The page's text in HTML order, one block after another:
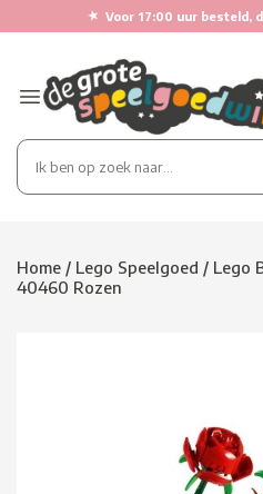
★ Voor 17:00 uur besteld,
Home / Lego Speelgoed / Lego
40460 Rozen